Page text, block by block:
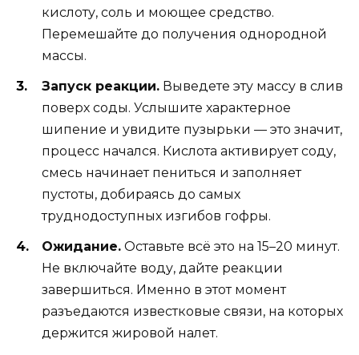
кислоту, соль и моющее средство.
Перемешайте до получения однородной
массы.
Запуск реакции. Выведете эту массу в слив
поверх соды. Услышите характерное
шипение и увидите пузырьки — это значит,
процесс начался. Кислота активирует соду,
смесь начинает пениться и заполняет
пустоты, добираясь до самых
труднодоступных изгибов гофры.
Ожидание. Оставьте всё это на 15–20 минут.
Не включайте воду, дайте реакции
завершиться. Именно в этот момент
разъедаются известковые связи, на которых
держится жировой налет.